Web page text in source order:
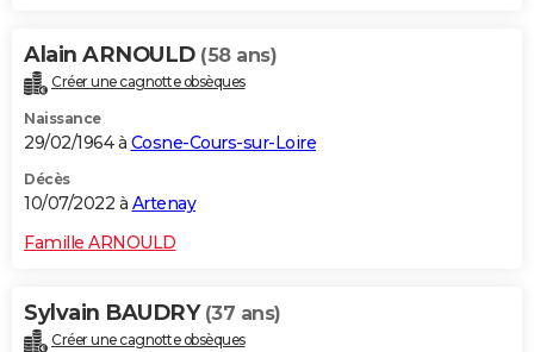
Alain ARNOULD (58 ans)
Créer une cagnotte obsèques
Naissance
29/02/1964 à Cosne-Cours-sur-Loire
Décès
10/07/2022 à Artenay
Famille ARNOULD
Sylvain BAUDRY (37 ans)
Créer une cagnotte obsèques